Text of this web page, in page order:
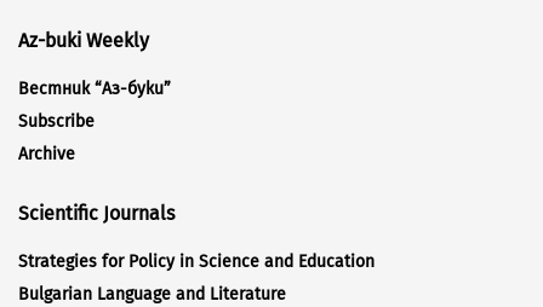
Az-buki Weekly
Вестник “Аз-буки”
Subscribe
Archive
Scientific Journals
Strategies for Policy in Science and Education
Bulgarian Language and Literature